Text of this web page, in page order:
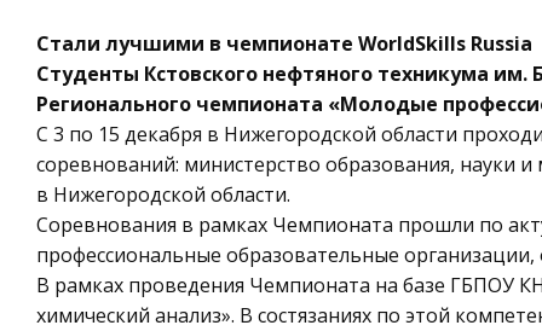
Стали лучшими в чемпионате WorldSkills Russia
Студенты Кстовского нефтяного техникума
Регионального чемпионата «Молодые
С 3 по 15 декабря в Нижегородской области
соревнований: министерство образования, науки
в Нижегородской области.
Соревнования в рамках Чемпионата прошли по
профессиональные образовательные
В рамках проведения Чемпионата на базе ГБПОУ
химический анализ». В состязаниях по этой